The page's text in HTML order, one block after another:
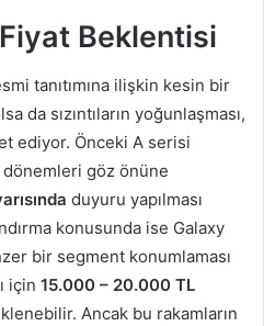
Fiyat Beklentisi
tanıtımına ilişkin kesin bir
da sızıntıların yoğunlaşması,
ediyor. Önceki A serisi
dönemleri göz önüne
duyuru yapılması
konusunda ise Galaxy
bir segment konumlaması
için 15.000 – 20.000 TL
Ancak bu rakamların